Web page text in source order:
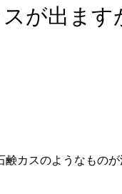
が出ます
カスのようなものが